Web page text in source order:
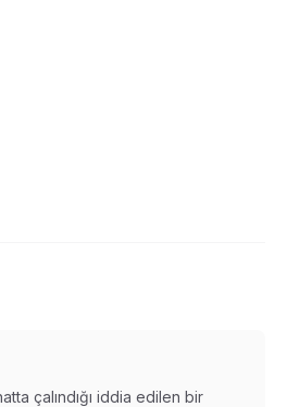
çalındığı iddia edilen bir